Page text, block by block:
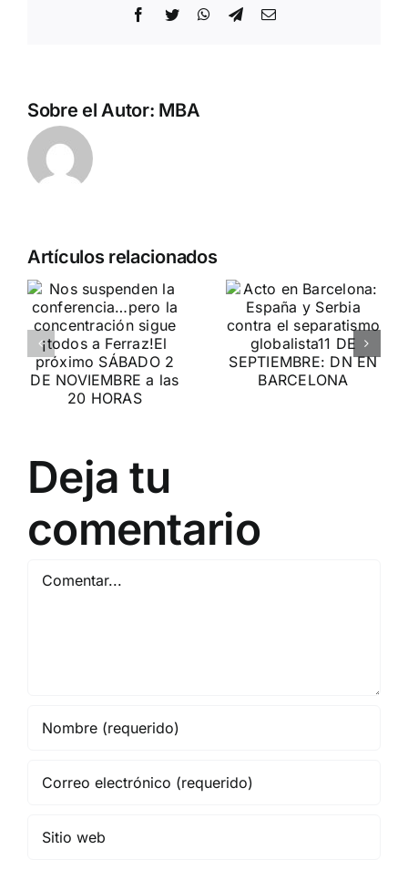
Facebook
Twitter WhatsApp
TelegramCorreo
Sobre el Autor: MBA
Artículos relacionados
Acto en
Barcelona:
España y
Serbia
contra el
separatismo
globalista
contra la
invasión
migratoria
y el gran
reemplazo
Deja tu
comentario